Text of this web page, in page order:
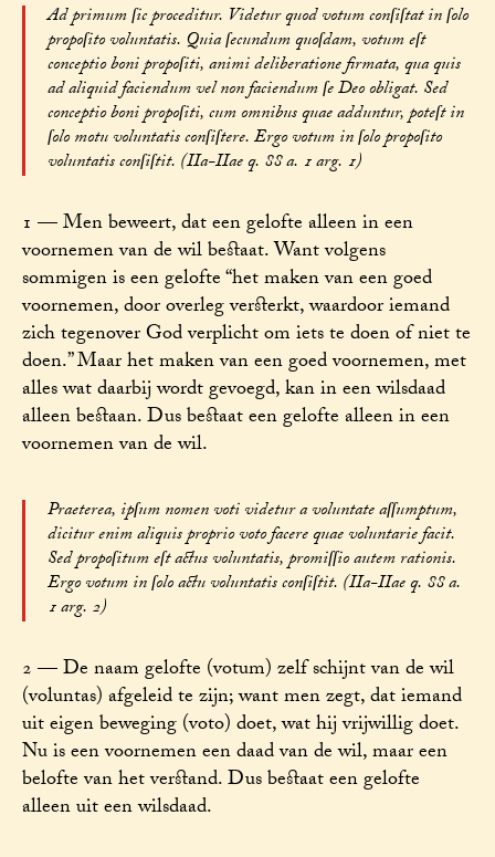
Ad primum ſic proceditur. Videtur quod votum conſiſtat in ſolo
propoſito voluntatis. Quia ſecundum quoſdam, votum eſt
conceptio boni propoſiti, animi deliberatione firmata, qua quis
ad aliquid faciendum vel non faciendum ſe Deo obligat. Sed
conceptio boni propoſiti, cum omnibus quae adduntur, poteſt in
ſolo motu voluntatis conſiſtere. Ergo votum in ſolo propoſito
voluntatis conſiſtit. (IIa-IIae q. 88 a. 1 arg. 1)
1 — Men beweert, dat een gelofte alleen in een
voornemen van de wil bestaat. Want volgens
sommigen is een gelofte “het maken van een goed
voornemen, door overleg versterkt, waardoor iemand
zich tegenover God verplicht om iets te doen of niet te
doen.” Maar het maken van een goed voornemen, met
alles wat daarbij wordt gevoegd, kan in een wilsdaad
alleen bestaan. Dus bestaat een gelofte alleen in een
voornemen van de wil.
Praeterea, ipſum nomen voti videtur a voluntate aſſumptum,
dicitur enim aliquis proprio voto facere quae voluntarie facit.
Sed propoſitum eſt actus voluntatis, promiſſio autem rationis.
Ergo votum in ſolo actu voluntatis conſiſtit. (IIa-IIae q. 88 a.
1 arg. 2)
2 — De naam gelofte (votum) zelf schijnt van de wil
(voluntas) afgeleid te zijn; want men zegt, dat iemand
uit eigen beweging (voto) doet, wat hij vrijwillig doet.
Nu is een voornemen een daad van de wil, maar een
belofte van het verstand. Dus bestaat een gelofte
alleen uit een wilsdaad.